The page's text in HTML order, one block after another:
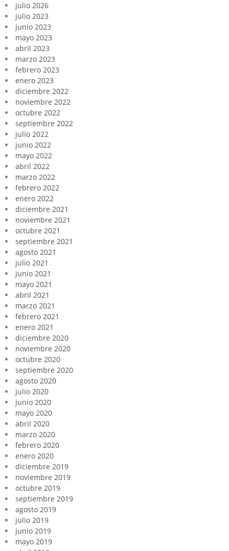
julio 2026
julio 2023
junio 2023
mayo 2023
abril 2023
marzo 2023
febrero 2023
enero 2023
diciembre 2022
noviembre 2022
octubre 2022
septiembre 2022
julio 2022
junio 2022
mayo 2022
abril 2022
marzo 2022
febrero 2022
enero 2022
diciembre 2021
noviembre 2021
octubre 2021
septiembre 2021
agosto 2021
julio 2021
junio 2021
mayo 2021
abril 2021
marzo 2021
febrero 2021
enero 2021
diciembre 2020
noviembre 2020
octubre 2020
septiembre 2020
agosto 2020
julio 2020
junio 2020
mayo 2020
abril 2020
marzo 2020
febrero 2020
enero 2020
diciembre 2019
noviembre 2019
octubre 2019
septiembre 2019
agosto 2019
julio 2019
junio 2019
mayo 2019